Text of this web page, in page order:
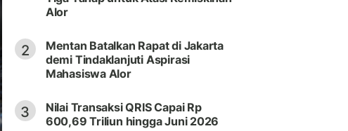
Alor
2
Mentan Batalkan Rapat di Jakarta
demi Tindaklanjuti Aspirasi
Mahasiswa Alor
3
Nilai Transaksi QRIS Capai Rp
600,69 Triliun hingga Juni 2026